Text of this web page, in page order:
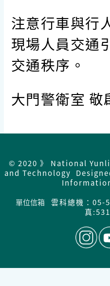
注意行車與行
現場人員交通
交通秩序。
大門警衛室 敬
© 2020 》 National
and Technology
單位信箱
雲科總機：05-
真